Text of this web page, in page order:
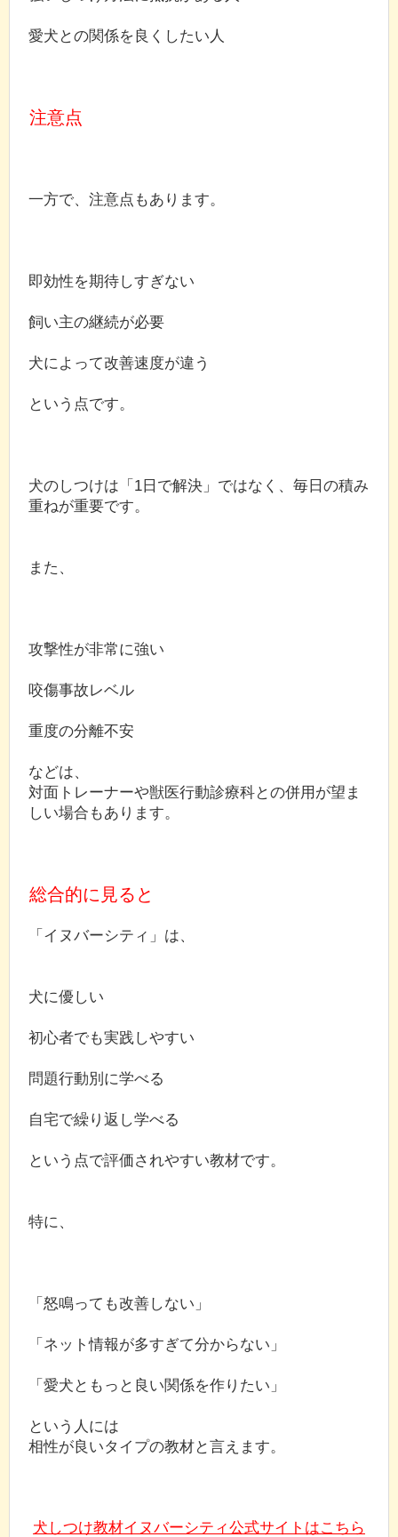
愛犬との関係を良くしたい人
注意点
一方で、注意点もあります。
即効性を期待しすぎない
飼い主の継続が必要
犬によって改善速度が違う
という点です。
犬のしつけは「1日で解決」ではなく、毎日の積み
重ねが重要です。
また、
攻撃性が非常に強い
咬傷事故レベル
重度の分離不安
などは、
対面トレーナーや獣医行動診療科との併用が望ま
しい場合もあります。
総合的に見ると
「イヌバーシティ」は、
犬に優しい
初心者でも実践しやすい
問題行動別に学べる
自宅で繰り返し学べる
という点で評価されやすい教材です。
特に、
「怒鳴っても改善しない」
「ネット情報が多すぎて分からない」
「愛犬ともっと良い関係を作りたい」
という人には
相性が良いタイプの教材と言えます。
犬しつけ教材イヌバーシティ公式サイトはこちら